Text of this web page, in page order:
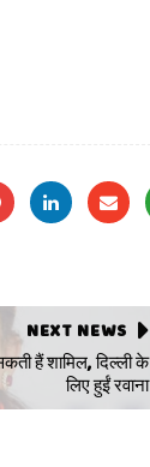
NEXT NEWS
हैं शामिल, दिल्ली के
लिए हुईं रवाना